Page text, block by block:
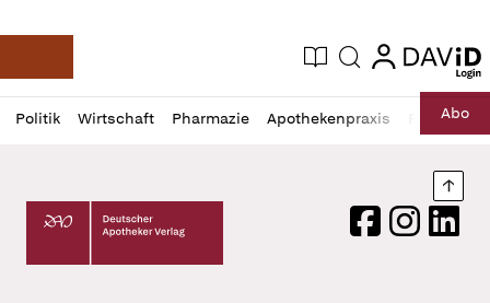
Deutsche Apotheker Zeitung
Aktuelle Ausgabe
Suche login
login
Politik Wirtschaft Pharmazie Apothekenpraxis RechtAbo
Profil
öffnen
Daz
Pur
Deutscher Apotheker Verlag Logo
FacebookInstagram